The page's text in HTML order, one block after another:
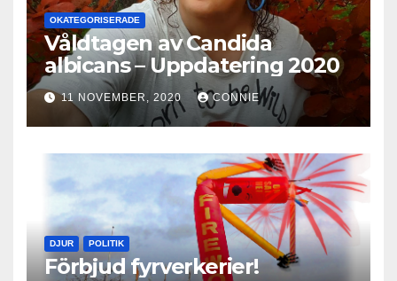
OKATEGORISERADE
Våldtagen av Candida
albicans – Uppdatering 2020
11 NOVEMBER, 2020 CONNIE
DJUR POLITIK
Förbjud fyrverkerier!